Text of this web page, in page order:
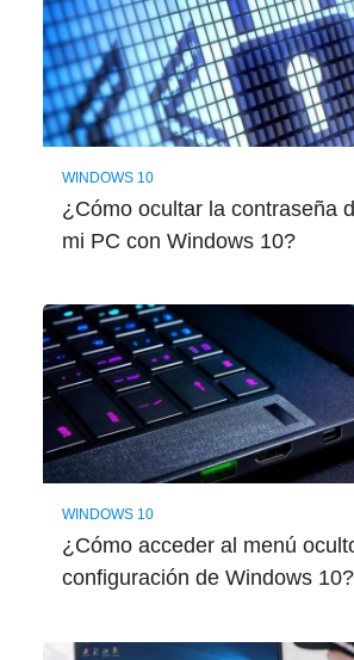
WINDOWS 10
¿Cómo ocultar la contraseña
mi PC con Windows 10?
WINDOWS 10
¿Cómo acceder al menú
configuración de Windows 10?